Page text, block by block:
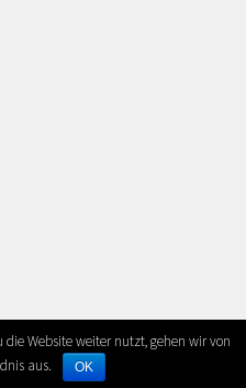
die Website weiter nutzt, gehen wir von
aus.
OK